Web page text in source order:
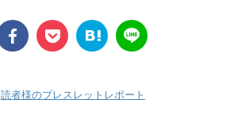
読者様のブレスレットレポート